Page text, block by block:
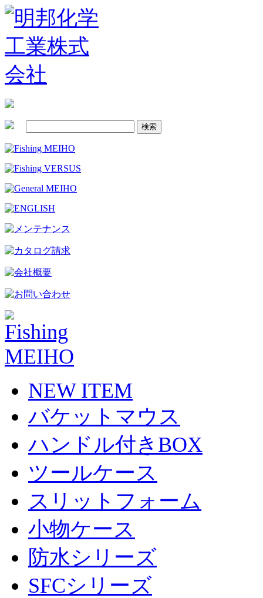
NEW ITEM
バケットマウス
ハンドル付きBOX
ツールケース
スリットフォーム
小物ケース
防水シリーズ
SFCシリーズ